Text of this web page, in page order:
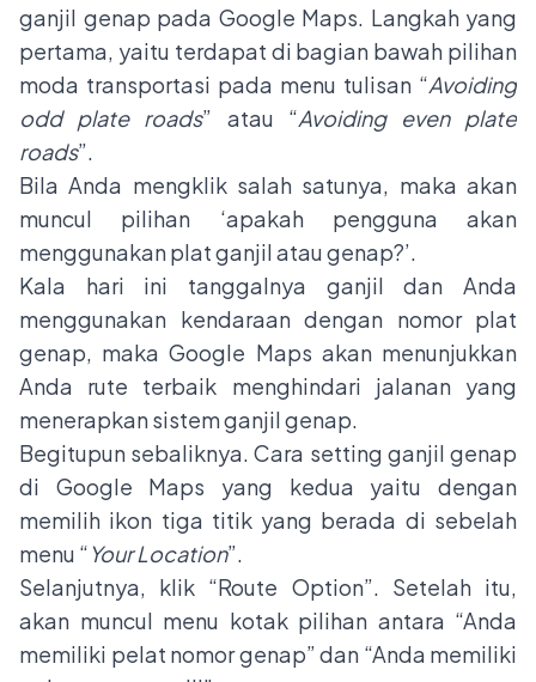
ganjil genap pada Google Maps. Langkah yang
pertama, yaitu terdapat di bagian bawah pilihan
moda transportasi pada menu tulisan “Avoiding
odd plate roads” atau “Avoiding even plate
roads”.
Bila Anda mengklik salah satunya, maka akan
muncul pilihan ‘apakah pengguna akan
menggunakan plat ganjil atau genap?’.
Kala hari ini tanggalnya ganjil dan Anda
menggunakan kendaraan dengan nomor plat
genap, maka Google Maps akan menunjukkan
Anda rute terbaik menghindari jalanan yang
menerapkan sistem ganjil genap.
Begitupun sebaliknya. Cara setting ganjil genap
di Google Maps yang kedua yaitu dengan
memilih ikon tiga titik yang berada di sebelah
menu “Your Location”.
Selanjutnya, klik “Route Option”. Setelah itu,
akan muncul menu kotak pilihan antara “Anda
memiliki pelat nomor genap” dan “Anda memiliki